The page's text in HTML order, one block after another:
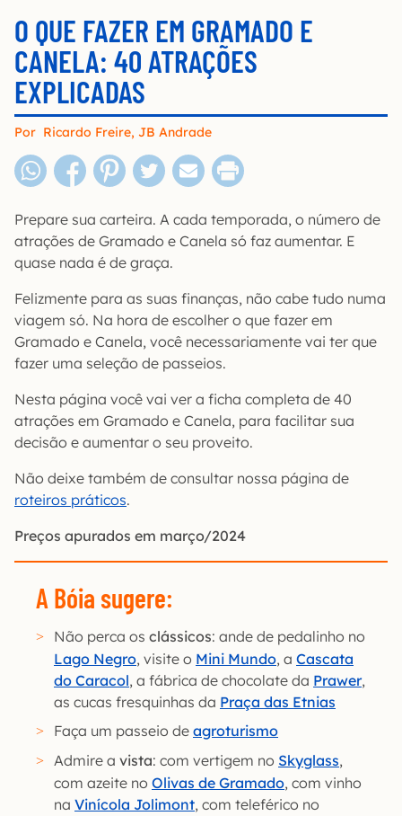
O QUE FAZER EM GRAMADO E
CANELA: 40 ATRAÇÕES
EXPLICADAS
Por Ricardo Freire, JB Andrade
Prepare sua carteira. A cada temporada, o número de
atrações de Gramado e Canela só faz aumentar. E
quase nada é de graça.
Felizmente para as suas finanças, não cabe tudo numa
viagem só. Na hora de escolher o que fazer em
Gramado e Canela, você necessariamente vai ter que
fazer uma seleção de passeios.
Nesta página você vai ver a ficha completa de 40
atrações em Gramado e Canela, para facilitar sua
decisão e aumentar o seu proveito.
Não deixe também de consultar nossa página de
roteiros práticos.
Preços apurados em março/2024
A Bóia sugere:
Não perca os clássicos: ande de pedalinho no
Lago Negro, visite o Mini Mundo, a Cascata
do Caracol, a fábrica de chocolate da Prawer,
as cucas fresquinhas da Praça das Etnias
Faça um passeio de agroturismo
Admire a vista: com vertigem no Skyglass,
com azeite no Olivas de Gramado, com vinho
na Vinícola Jolimont, com teleférico no